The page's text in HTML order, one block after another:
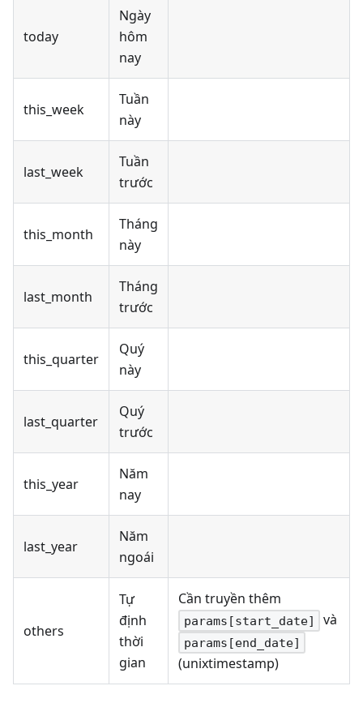
today
Ngày
hôm
nay
this_week
Tuần
này
last_week
Tuần
trước
this_month
Tháng
này
last_month
Tháng
trước
this_quarter
Quý
này
last_quarter
Quý
trước
this_year
Năm
nay
last_year
Năm
ngoái
others
Tự
định
thời
gian
Cần truyền thêm
params[start_date] và
params[end_date]
(unixtimestamp)